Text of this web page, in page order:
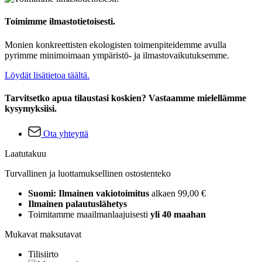
Toimimme ilmastotietoisesti.
Monien konkreettisten ekologisten toimenpiteidemme avulla
pyrimme minimoimaan ympäristö- ja ilmastovaikutuksemme.
Löydät lisätietoa täältä.
Tarvitsetko apua tilaustasi koskien? Vastaamme mielellämme
kysymyksiisi.
Ota yhteyttä
Laatutakuu
Turvallinen ja luottamuksellinen ostostenteko
Suomi: Ilmainen vakiotoimitus alkaen 99,00 €
Ilmainen palautuslähetys
Toimitamme maailmanlaajuisesti yli 40 maahan
Mukavat maksutavat
Tilisiirto